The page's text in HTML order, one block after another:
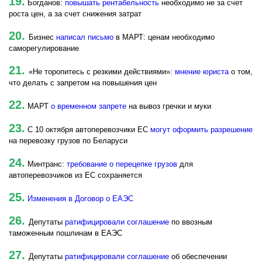
Богданов: повышать рентабельность необходимо не за счет
роста цен, а за счет снижения затрат
20. Бизнес написал письмо в МАРТ: ценам необходимо
саморегулирование
21. «Не торопитесь с резкими действиями»: мнение юристао том,
что делать с запретом на повышения цен
22. МАРТ о временном запрете на вывоз гречки и муки
23. С 10 октября автоперевозчики ЕС могут оформить разрешение
на перевозку грузов по Беларуси
24. Минтранс: требование о перецепке грузов для
автоперевозчиков из ЕС сохраняется
25. Изменения в Договор о ЕАЭС
26. Депутаты ратифицировали соглашение по ввозным
таможенным пошлинам в ЕАЭС
27. Депутаты ратифицировали соглашение об обеспечении